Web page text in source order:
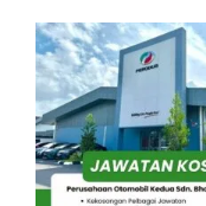
Cara
melalui
boleh
disediakan
pertama,